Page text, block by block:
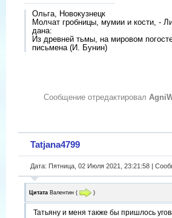
Ольга, Новокузнецк
Молчат гробницы, мумии и кости, -
дана:
Из древней тьмы, на мировом
письмена (И. Бунин)
Сообщение отредактировал
Tatjana4799
Дата: Пятница, 02 Июля 2021, 23:21:58 |
Цитата Валентин ( )
Татьяну и меня также бы пришлось